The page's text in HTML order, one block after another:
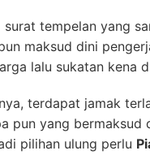
tempelan yang
maksud dini
lalu sukatan kena
terdapat jamak
pun yang
pilihan ulung perlu